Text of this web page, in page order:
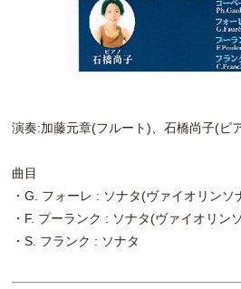
演奏:加藤元章(フルート)、石橋尚子(ピ
曲目
・G. フォーレ : ソナタ(ヴァイオリンソ
・F. プーランク : ソナタ(ヴァイオリン
・S. フランク : ソナタ